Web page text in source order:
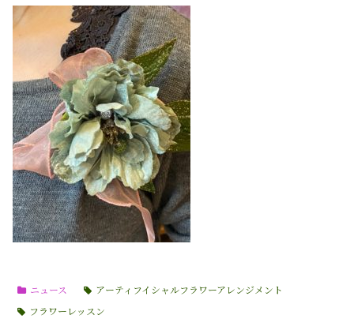
ニュース
アーティフイシャルフラワーアレンジメント
フラワーレッスン